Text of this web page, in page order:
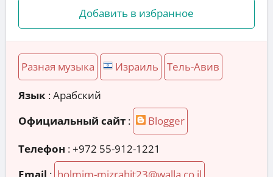
Добавить в избранное
Разная музыка Израиль Тель-Авив
Язык : Арабский
Официальный сайт : Blogger
Телефон :+972 55-912-1221